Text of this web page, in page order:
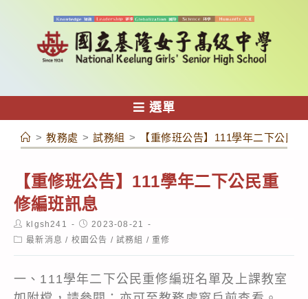
容
選單
> 教務處 > 試務組 > 【重修班公告】111學年二下公民
【重修班公告】111學年二下公民重
修編班訊息
Post
author:
klgsh241
Post
published:
2023-08-21
Post最新消息 / 校園公告 / 試務組 / 重修
一、111學年二下公民重修編班名單及上課教室